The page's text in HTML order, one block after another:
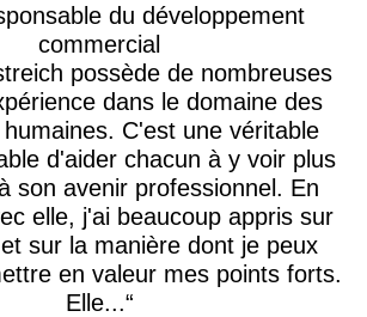
du développement
commercial
possède de nombreuses
dans le domaine des
C'est une véritable
d'aider chacun à y voir plus
son avenir professionnel. En
elle, j'ai beaucoup appris sur
sur la manière dont je peux
en valeur mes points forts.
Elle...